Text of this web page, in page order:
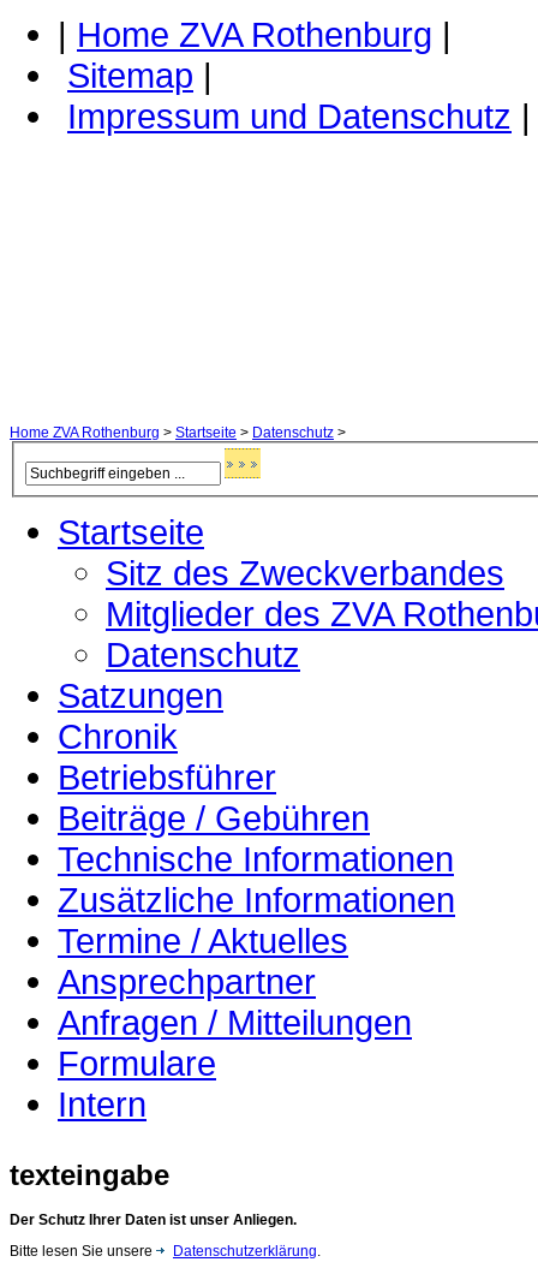
| Home ZVA Rothenburg |
Sitemap |
Impressum und Datenschutz |
Home ZVA Rothenburg > Startseite > Datenschutz >
Startseite
Sitz des Zweckverbandes
Mitglieder des ZVA
Datenschutz
Satzungen
Chronik
Betriebsführer
Beiträge / Gebühren
Technische Informationen
Zusätzliche Informationen
Termine / Aktuelles
Ansprechpartner
Anfragen / Mitteilungen
Formulare
Intern
texteingabe
Der Schutz Ihrer Daten ist unser Anliegen.
Bitte lesen Sie unsere
Datenschutzerklärung.